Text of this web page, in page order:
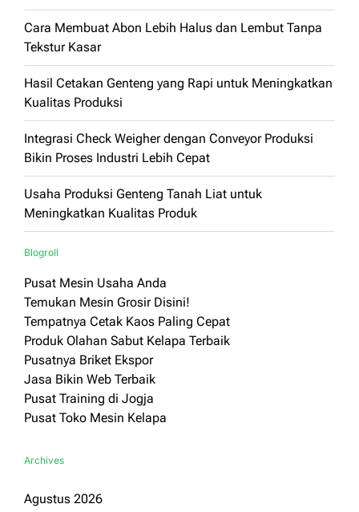
Cara Membuat Abon Lebih Halus dan Lembut Tanpa
Tekstur Kasar
Hasil Cetakan Genteng yang Rapi untuk Meningkatkan
Kualitas Produksi
Integrasi Check Weigher dengan Conveyor Produksi
Bikin Proses Industri Lebih Cepat
Usaha Produksi Genteng Tanah Liat untuk
Meningkatkan Kualitas Produk
Blogroll
Pusat Mesin Usaha Anda
Temukan Mesin Grosir Disini!
Tempatnya Cetak Kaos Paling Cepat
Produk Olahan Sabut Kelapa Terbaik
Pusatnya Briket Ekspor
Jasa Bikin Web Terbaik
Pusat Training di Jogja
Pusat Toko Mesin Kelapa
Archives
Agustus 2026